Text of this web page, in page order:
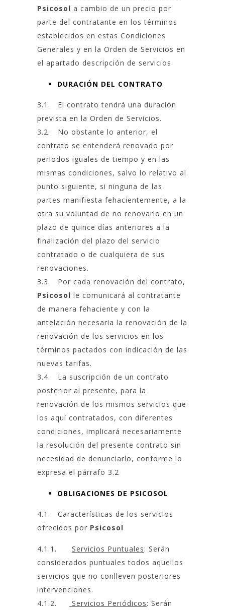
Psicosol a cambio de un precio por
parte del contratante en los términos
establecidos en estas Condiciones
Generales y en la Orden de Servicios en
el apartado descripción de servicios
DURACIÓN DEL CONTRATO
3.1. El contrato tendrá una duración
prevista en la Orden de Servicios.
3.2. No obstante lo anterior, el
contrato se entenderá renovado por
periodos iguales de tiempo y en las
mismas condiciones, salvo lo relativo al
punto siguiente, si ninguna de las
partes manifiesta fehacientemente, a la
otra su voluntad de no renovarlo en un
plazo de quince días anteriores a la
finalización del plazo del servicio
contratado o de cualquiera de sus
renovaciones.
3.3. Por cada renovación del contrato,
Psicosol le comunicará al contratante
de manera fehaciente y con la
antelación necesaria la renovación de la
renovación de los servicios en los
términos pactados con indicación de las
nuevas tarifas.
3.4. La suscripción de un contrato
posterior al presente, para la
renovación de los mismos servicios que
los aquí contratados, con diferentes
condiciones, implicará necesariamente
la resolución del presente contrato sin
necesidad de denunciarlo, conforme lo
expresa el párrafo 3.2
OBLIGACIONES DE PSICOSOL
4.1. Características de los servicios
ofrecidos por Psicosol
4.1.1. Servicios Puntuales: Serán
considerados puntuales todos aquellos
servicios que no conlleven posteriores
intervenciones.
4.1.2.
Servicios Periódicos: Serán